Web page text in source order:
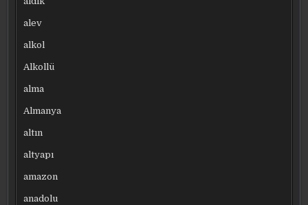
alev
alkol
Alkollü
alma
Almanya
altın
altyapı
amazon
anadolu